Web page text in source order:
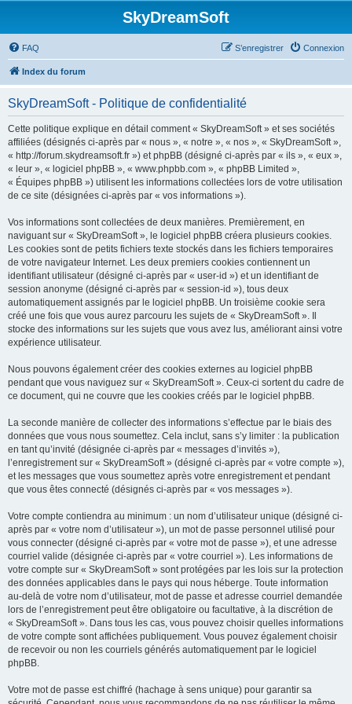
SkyDreamSoft
FAQ Connexion
S’enregistrer
Index du forum
SkyDreamSoft - Politique de confidentialité
Cette politique explique en détail comment « SkyDreamSoft » et ses sociétés
affiliées (désignés ci-après par « nous », « notre », « nos », « SkyDreamSoft »,
« http://forum.skydreamsoft.fr ») et phpBB (désigné ci-après par « ils », « eux »,
« leur », « logiciel phpBB », « www.phpbb.com », « phpBB Limited »,
« Équipes phpBB ») utilisent les informations collectées lors de votre utilisation
de ce site (désignées ci-après par « vos informations »).
Vos informations sont collectées de deux manières. Premièrement, en
naviguant sur « SkyDreamSoft », le logiciel phpBB créera plusieurs cookies.
Les cookies sont de petits fichiers texte stockés dans les fichiers temporaires
de votre navigateur Internet. Les deux premiers cookies contiennent un
identifiant utilisateur (désigné ci-après par « user-id ») et un identifiant de
session anonyme (désigné ci-après par « session-id »), tous deux
automatiquement assignés par le logiciel phpBB. Un troisième cookie sera
créé une fois que vous aurez parcouru les sujets de « SkyDreamSoft ». Il
stocke des informations sur les sujets que vous avez lus, améliorant ainsi votre
expérience utilisateur.
Nous pouvons également créer des cookies externes au logiciel phpBB
pendant que vous naviguez sur « SkyDreamSoft ». Ceux-ci sortent du cadre de
ce document, qui ne couvre que les cookies créés par le logiciel phpBB.
La seconde manière de collecter des informations s’effectue par le biais des
données que vous nous soumettez. Cela inclut, sans s’y limiter : la publication
en tant qu’invité (désignée ci-après par « messages d’invités »),
l’enregistrement sur « SkyDreamSoft » (désigné ci-après par « votre compte »),
et les messages que vous soumettez après votre enregistrement et pendant
que vous êtes connecté (désignés ci-après par « vos messages »).
Votre compte contiendra au minimum : un nom d’utilisateur unique (désigné ci-
après par « votre nom d’utilisateur »), un mot de passe personnel utilisé pour
vous connecter (désigné ci-après par « votre mot de passe »), et une adresse
courriel valide (désignée ci-après par « votre courriel »). Les informations de
votre compte sur « SkyDreamSoft » sont protégées par les lois sur la protection
des données applicables dans le pays qui nous héberge. Toute information
au-delà de votre nom d’utilisateur, mot de passe et adresse courriel demandée
lors de l’enregistrement peut être obligatoire ou facultative, à la discrétion de
« SkyDreamSoft ». Dans tous les cas, vous pouvez choisir quelles informations
de votre compte sont affichées publiquement. Vous pouvez également choisir
de recevoir ou non les courriels générés automatiquement par le logiciel
phpBB.
Votre mot de passe est chiffré (hachage à sens unique) pour garantir sa